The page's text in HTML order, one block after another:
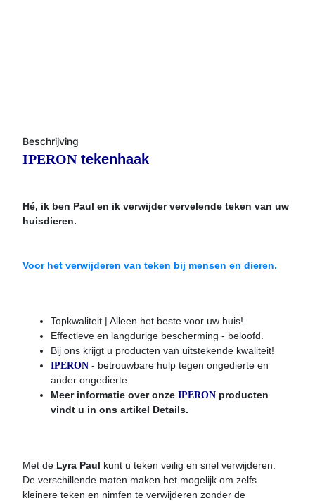
Beschrijving
IPERONtekenhaak
Hé, ik ben Paul en ik verwijder vervelende teken van uw
huisdieren.
Voor het verwijderen van teken bij mensen en dieren.
Topkwaliteit | Alleen het beste voor uw huis!
Effectieve en langdurige bescherming - beloofd.
Bij ons krijgt u producten van uitstekende kwaliteit!
IPERON - betrouwbare hulp tegen ongedierte en
ander ongedierte.
Meer informatie over onze IPERON producten
vindt u in ons artikel Details.
Met de Lyra Paul kunt u teken veilig en snel verwijderen.
De verschillende maten maken het mogelijk om zelfs
kleinere teken en nimfen te verwijderen zonder de